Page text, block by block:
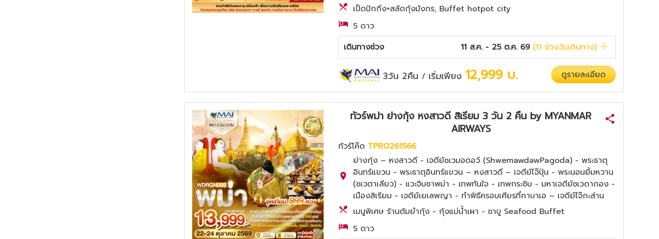
เป็ดปักกิ่ง+สลัดกุ้งมังกร, Buffet hotpot city
5 ดาว
เดินทางช่วง
11 ส.ค. - 25 ต.ค. 69 (11 ช่วงวันเดินทาง)
3วัน 2คืน / เริ่มเพียง 12,999 บ. ดูรายละเอียด
ทัวร์พม่า ย่างกุ้ง หงสาวดี สิเรียม 3 วัน 2 คืน by MYANMAR
AIRWAYS
ทัวร์โค๊ด TPRO261566
ย่างกุ้ง – หงสาวดี - เจดีย์ชเวมอดอว์ (ShwemawdawPagoda) - พระธาตุ
อินทร์แขวน - พระธาตุอินทร์แขวน – หงสาวดี – เจดีย์ไจ๊ปุ่น - พระนอนยิ้มหวาน
(ชเวตาเลียว) - แวะจิบชาพม่า - เทพทันใจ - เทพกระซิบ - มหาเจดีย์ชเวดากอง -
เมืองสิเรียม - เจดีย์เยเลพญา - ทำพิธีครอบเศียรที่กาบาเอ – เจดีย์ไจ๊กะส่าน
เมนูพิเศษ ร้านต้มยำกุ้ง - กุ้งแม่น้ำเผา - ชาบู Seafood Buffet
5 ดาว